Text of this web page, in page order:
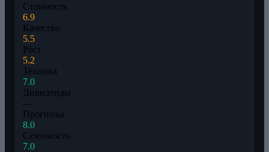
Стоимость
6.9
Качество
5.5
Рост
5.2
Техника
7.0
Дивиденды
—
Прогнозы
8.0
Сезонность
7.0